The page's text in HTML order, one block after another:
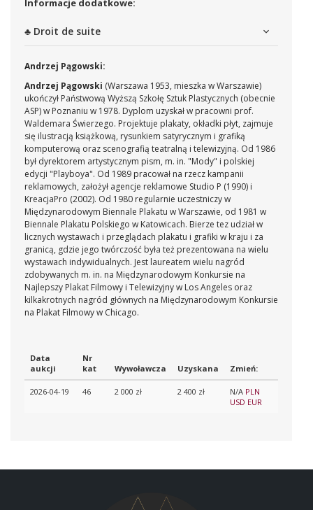
Informacje dodatkowe:
♣ Droit de suite
Andrzej Pągowski:
Andrzej Pągowski (Warszawa 1953, mieszka w Warszawie)
ukończył Państwową Wyższą Szkołę Sztuk Plastycznych (obecnie
ASP) w Poznaniu w 1978. Dyplom uzyskał w pracowni prof.
Waldemara Świerzego. Projektuje plakaty, okładki płyt, zajmuje
się ilustracją książkową, rysunkiem satyrycznym i grafiką
komputerową oraz scenografią teatralną i telewizyjną. Od 1986
był dyrektorem artystycznym pism, m. in. "Mody" i polskiej
edycji "Playboya". Od 1989 pracował na rzecz kampanii
reklamowych, założył agencje reklamowe Studio P (1990) i
KreacjaPro (2002). Od 1980 regularnie uczestniczy w
Międzynarodowym Biennale Plakatu w Warszawie, od 1981 w
Biennale Plakatu Polskiego w Katowicach. Bierze tez udział w
licznych wystawach i przeglądach plakatu i grafiki w kraju i za
granicą, gdzie jego twórczość była też prezentowana na wielu
wystawach indywidualnych. Jest laureatem wielu nagród
zdobywanych m. in. na Międzynarodowym Konkursie na
Najlepszy Plakat Filmowy i Telewizyjny w Los Angeles oraz
kilkakrotnych nagród głównych na Międzynarodowym Konkursie
na Plakat Filmowy w Chicago.
Data
aukcji
Nr
kat
Wywoławcza Uzyskana Zmień:
2026-04-19 46 2 000 zł 2 400 zł N/A PLN
USD EUR